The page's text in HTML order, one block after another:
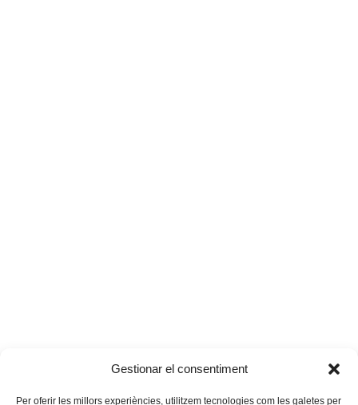
Gestionar el consentiment
Per oferir les millors experiències, utilitzem tecnologies com les galetes per